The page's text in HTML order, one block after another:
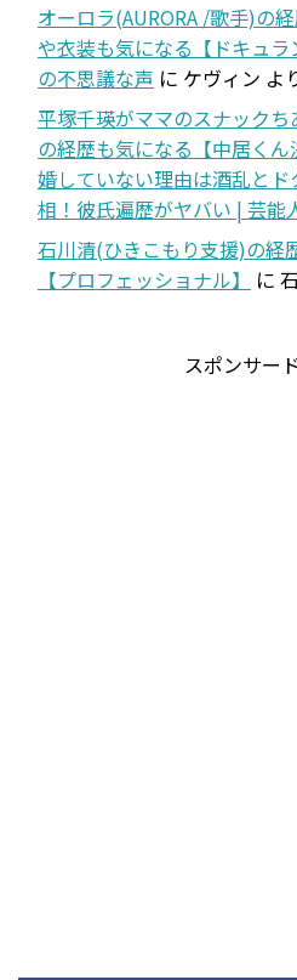
オーロラ(AURORA /歌手)の
や衣装も気になる【ドキュ
の不思議な声 に ケヴィン よ
平塚千瑛がママのスナックち
の経歴も気になる【中居くん
婚していない理由は酒乱と
相！彼氏遍歴がヤバい | 芸能
石川清(ひきこもり支援)の経
【プロフェッショナル】
に
スポンサー